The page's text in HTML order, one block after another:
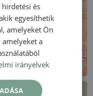
és
egyesíthetik
amelyeket Ön
a
irányelvek